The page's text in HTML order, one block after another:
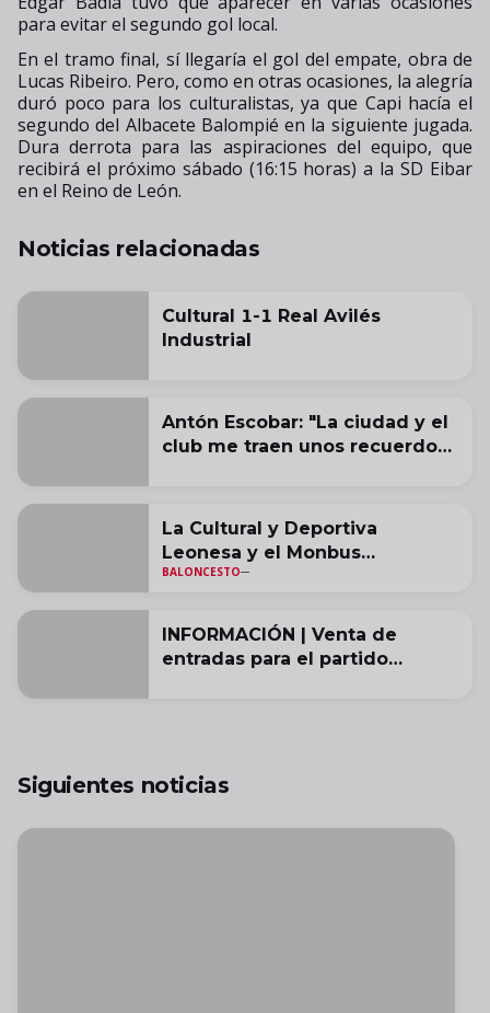
para evitar el segundo gol local.
En el tramo final, sí llegaría el gol del empate, obra de
Lucas Ribeiro. Pero, como en otras ocasiones, la alegría
duró poco para los culturalistas, ya que Capi hacía el
segundo del Albacete Balompié en la siguiente jugada.
Dura derrota para las aspiraciones del equipo, que
recibirá el próximo sábado (16:15 horas) a la SD Eibar
en el Reino de León.
Noticias relacionadas
Cultural 1-1 Real Avilés
Industrial
Antón Escobar: "La ciudad y el
club me traen unos recuerdos
La Cultural y Deportiva
Leonesa y el Monbus
Obradoiro acuerdan la cesión
BALONCESTO
INFORMACIÓN | Venta de
entradas para el partido
Siguientes noticias